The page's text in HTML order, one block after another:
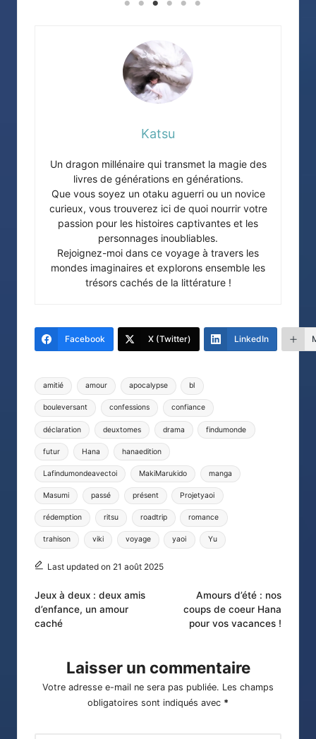
Katsu
Un dragon millénaire qui transmet la magie des
livres de générations en générations.
Que vous soyez un otaku aguerri ou un novice
curieux, vous trouverez ici de quoi nourrir votre
passion pour les histoires captivantes et les
personnages inoubliables.
Rejoignez-moi dans ce voyage à travers les
mondes imaginaires et explorons ensemble les
trésors cachés de la littérature !
Facebook X (Twitter) LinkedIn
Tags:
amitié amour apocalypse bl
bouleversant confessions confiance
déclaration deuxtomes drama findumonde
futur Hana hanaedition
Lafindumondeavectoi MakiMarukido manga
Masumi passé présent Projetyaoi
rédemption ritsu roadtrip romance
trahison viki voyage yaoi Yu
Last updated on 21 août 2025
Post
navigation
Jeux à deux : deux amis
d’enfance, un amour
caché
Amours d’été : nos
coups de coeur Hana
pour vos vacances !
Laisser un commentaire
Votre adresse e-mail ne sera pas publiée. Les champs
obligatoires sont indiqués avec *